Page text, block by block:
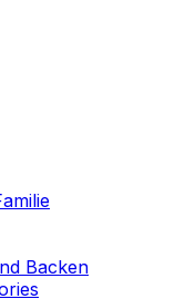
Backen